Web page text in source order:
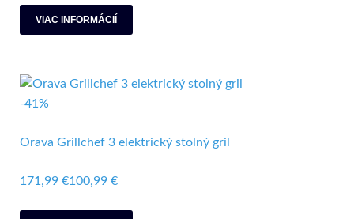
VIAC INFORMÁCIÍ
-41%
Orava Grillchef 3 elektrický stolný gril
171,99 €100,99 €